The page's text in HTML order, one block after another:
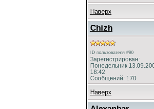
Наверх
Chizh
ID пользователя #90
Зарегистрирован:
Понедельник
18:42
Сообщений: 170
Наверх